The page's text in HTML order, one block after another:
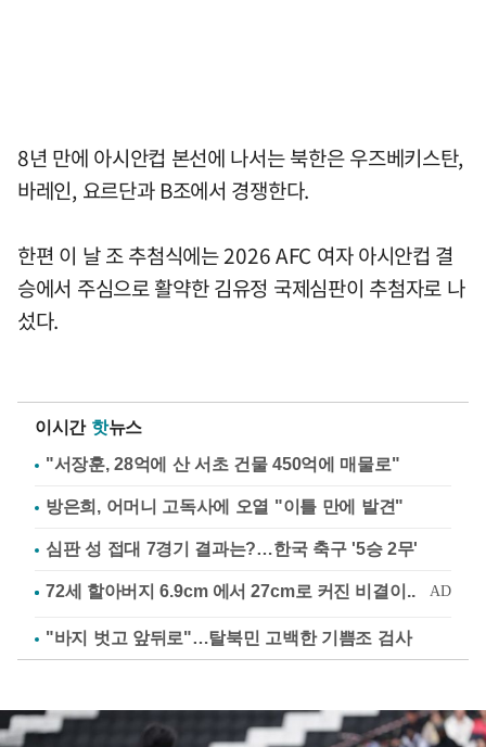
8년 만에 아시안컵 본선에 나서는 북한은 우즈베키스탄,
바레인, 요르단과 B조에서 경쟁한다.
한편 이 날 조 추첨식에는 2026 AFC 여자 아시안컵 결
승에서 주심으로 활약한 김유정 국제심판이 추첨자로 나
섰다.
이시간 핫뉴스
"서장훈, 28억에 산 서초 건물 450억에 매물로"
방은희, 어머니 고독사에 오열 "이틀 만에 발견"
심판 성 접대 7경기 결과는?…한국 축구 '5승 2무'
"바지 벗고 앞뒤로"…탈북민 고백한 기쁨조 검사